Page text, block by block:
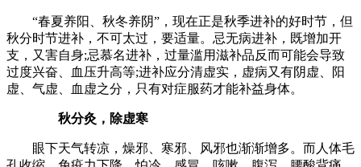
“春夏养阳、秋冬养阴”，现在正是秋季进补的好时节，但
秋分时节进补，不可太过，要适量。忌无病进补，既增加开
支，又害自身;忌慕名进补，过量滥用滋补品反而可能会导致
过度兴奋、血压升高等;进补应分清虚实，虚病又有阴虚、阳
虚、气虚、血虚之分，只有对症服药才能补益身体。
秋分灸，除虚寒
眼下天气转凉，燥邪、寒邪、风邪也渐渐增多。而人体毛